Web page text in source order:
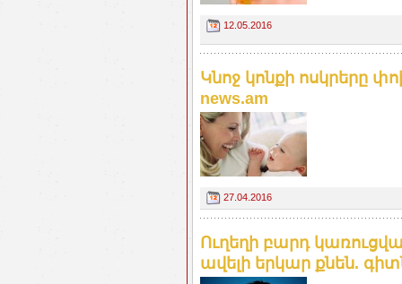
12.05.2016
Կնոջ կոնքի ոսկրերը
news.am
27.04.2016
Ուղեղի բարդ
ավելի երկար քնեն.